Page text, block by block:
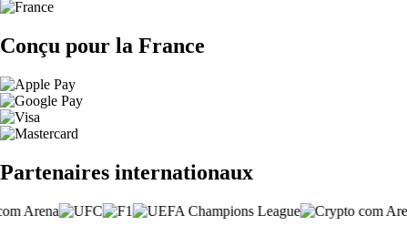
Conçu pour la France
Partenaires internationaux